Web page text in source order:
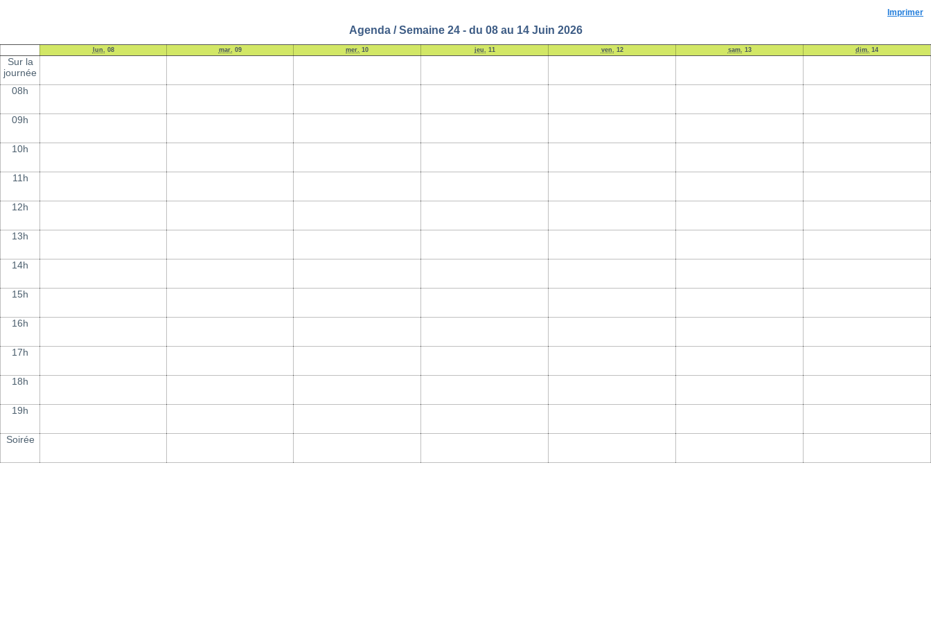
Imprimer
Agenda / Semaine 24 - du 08 au 14 Juin 2026
lun. 08 mar. 09 mer. 10 jeu. 11 ven. 12 sam. 13 dim. 14
Sur la
journée
08h
09h
10h
11h
12h
13h
14h
15h
16h
17h
18h
19h
Soirée